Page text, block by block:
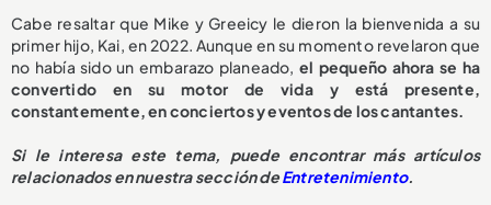
Cabe resaltar que Mike y Greeicy le dieron la bienvenida a su
primer hijo, Kai, en 2022. Aunque en su momento revelaron que
no había sido un embarazo planeado,el pequeño ahora se ha
convertido en su motor de vida y está presente,
constantemente, en conciertos y eventos de los cantantes.
Si le interesa este tema, puede encontrar más artículos
relacionados en nuestra sección deEntretenimiento.